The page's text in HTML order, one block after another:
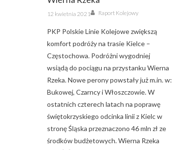
Posted
on
12 kwietnia 2021 Author
Raport Kolejowy
PKP Polskie Linie Kolejowe zwiększą
komfort podróży na trasie Kielce –
Częstochowa. Podróżni wygodniej
wsiądą do pociągu na przystanku Wierna
Rzeka. Nowe perony powstały już m.in. w:
Bukowej, Czarncy i Włoszczowie. W
ostatnich czterech latach na poprawę
świętokrzyskiego odcinka linii z Kielc w
stronę Śląska przeznaczono 46 mln zł ze
środków budżetowych. Wierna Rzeka